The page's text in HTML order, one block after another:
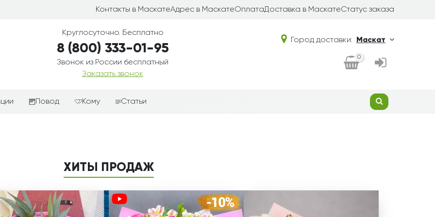
Контакты в МаскатеАдрес в МаскатеОплатаДоставка в МаскатеСтатус заказа
Круглосуточно. Бесплатно
8 (800) 333-01-95
Звонок из России бесплатный
Заказать звонок
Город доставки: Маскат
0
корзины
Повод
День рождения
Любовь
Просто так
Кому
Мужчине
Папе
Статьи
ХИТЫ ПРОДАЖ